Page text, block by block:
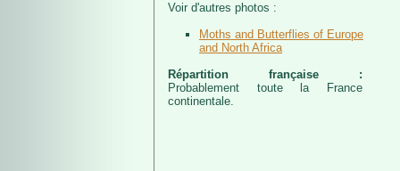
Voir d'autres photos :
Moths and Butterflies of Europe
and North Africa
Répartition française :
Probablement toute la France
continentale.